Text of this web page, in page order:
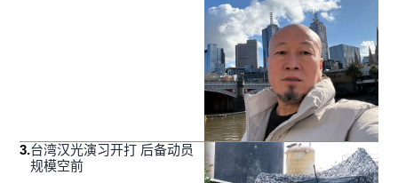
3.台湾汉光演习开打 后备动员
规模空前